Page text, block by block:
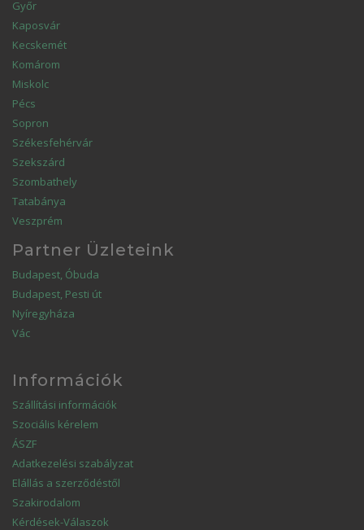
Győr
Kaposvár
Kecskemét
Komárom
Miskolc
Pécs
Sopron
Székesfehérvár
Szekszárd
Szombathely
Tatabánya
Veszprém
Partner Üzleteink
Budapest, Óbuda
Budapest, Pesti út
Nyíregyháza
Vác
Információk
Szállítási információk
Szociális kérelem
ÁSZF
Adatkezelési szabályzat
Elállás a szerződéstől
Szakirodalom
Kérdések-Válaszok